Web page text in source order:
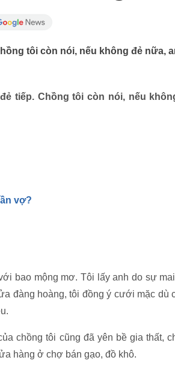
tôi còn nói, nếu không đẻ nữa,
tiếp. Chồng tôi còn nói, nếu
vợ?
bao mộng mơ. Tôi lấy anh do sự
đàng hoàng, tôi đồng ý cưới mặc dù
chồng tôi cũng đã yên bề gia thất,
hàng ở chợ bán gạo, đồ khô.